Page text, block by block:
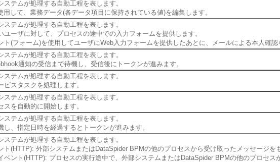
ステムが処理する自動工程を表します。
用して、業務データ(各データ項目に保持されている値)を編集します。
ステムが処理する自動工程を表します。
ユーザに対して、プロセスの途中での入力フォームを提供します。
ト(フォーム)を使用してユーザにWeb入力フォームを提供したあとに、メールによる本人確
ステムが処理する自動工程を表します。
通知の受信まで待機し、受信後にトークンが進みます。
ステムが処理する自動工程を表します。
スタスクを処理します。
ステムが処理する自動工程を表します。
を自動的に開始します。
ステムが処理する自動工程を表します。
し、指定日時を経過するとトークンが進みます。
ステムが処理する自動工程を表します。
ト(HTTP): 外部システムまたはDataSpider BPMの他のプロセスから受け取ったメッセージを
ベント(HTTP): プロセスの実行途中で、外部システムまたはDataSpider BPMの他のプロセス